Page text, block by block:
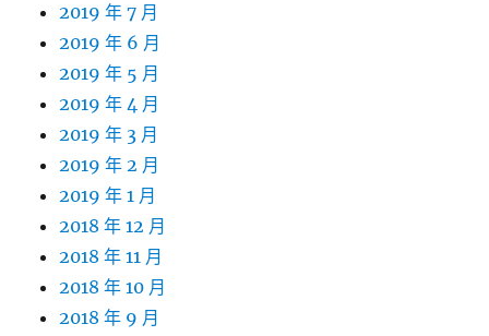
2019 年 7 月
2019 年 6 月
2019 年 5 月
2019 年 4 月
2019 年 3 月
2019 年 2 月
2019 年 1 月
2018 年 12 月
2018 年 11 月
2018 年 10 月
2018 年 9 月